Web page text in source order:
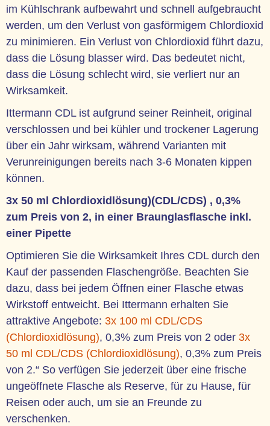
im Kühlschrank aufbewahrt und schnell aufgebraucht
werden, um den Verlust von gasförmigem Chlordioxid
zu minimieren. Ein Verlust von Chlordioxid führt dazu,
dass die Lösung blasser wird. Das bedeutet nicht,
dass die Lösung schlecht wird, sie verliert nur an
Wirksamkeit.
Ittermann CDL ist aufgrund seiner Reinheit, original
verschlossen und bei kühler und trockener Lagerung
über ein Jahr wirksam, während Varianten mit
Verunreinigungen bereits nach 3-6 Monaten kippen
können.
3x 50 ml Chlordioxidlösung)(CDL/CDS) , 0,3%
zum Preis von 2, in einer Braunglasflasche inkl.
einer Pipette
Optimieren Sie die Wirksamkeit Ihres CDL durch den
Kauf der passenden Flaschengröße. Beachten Sie
dazu, dass bei jedem Öffnen einer Flasche etwas
Wirkstoff entweicht. Bei Ittermann erhalten Sie
attraktive Angebote: 3x 100 ml CDL/CDS
(Chlordioxidlösung), 0,3% zum Preis von 2 oder 3x
50 ml CDL/CDS (Chlordioxidlösung), 0,3% zum Preis
von 2.“ So verfügen Sie jederzeit über eine frische
ungeöffnete Flasche als Reserve, für zu Hause, für
Reisen oder auch, um sie an Freunde zu
verschenken.